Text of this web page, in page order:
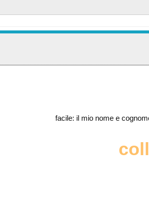
facile: il mio nome e